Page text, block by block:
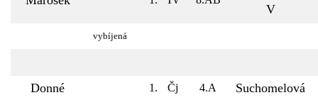
V
vybíjená
Donné 1. Čj 4.A Suchomelová